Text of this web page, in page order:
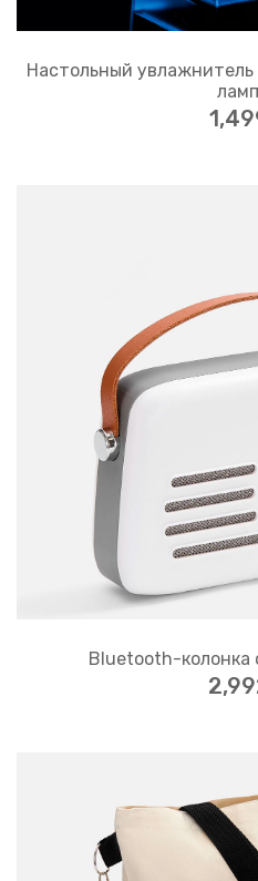
Настольный
Bluetooth-колонка